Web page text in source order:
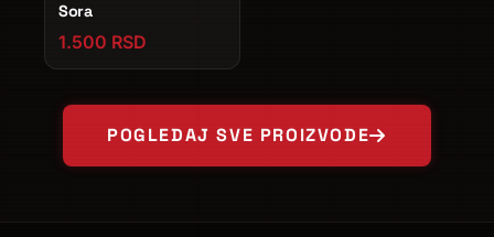
Sora
1.500 RSD
POGLEDAJ SVE PROIZVODE